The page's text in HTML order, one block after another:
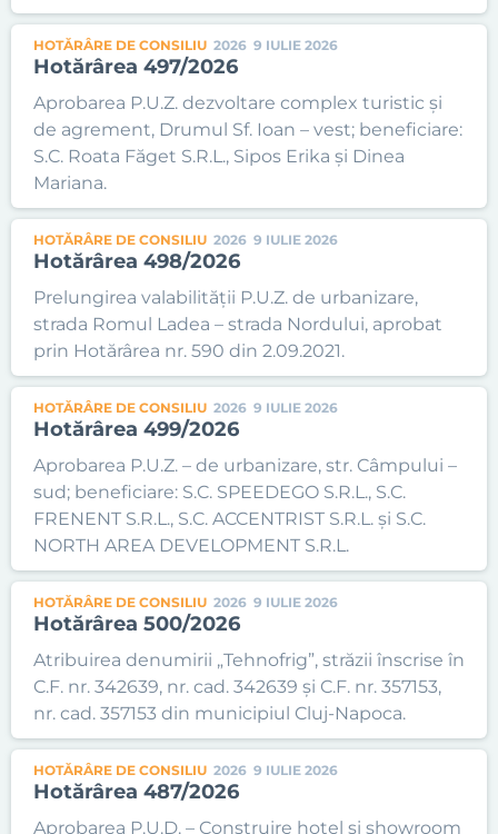
HOTĂRÂRE DE CONSILIU 2026 9 IULIE 2026
Hotărârea 497/2026
Aprobarea P.U.Z. dezvoltare complex turistic și
de agrement, Drumul Sf. Ioan – vest; beneficiare:
S.C. Roata Făget S.R.L., Sipos Erika și Dinea
Mariana.
HOTĂRÂRE DE CONSILIU 2026 9 IULIE 2026
Hotărârea 498/2026
Prelungirea valabilității P.U.Z. de urbanizare,
strada Romul Ladea – strada Nordului, aprobat
prin Hotărârea nr. 590 din 2.09.2021.
HOTĂRÂRE DE CONSILIU 2026 9 IULIE 2026
Hotărârea 499/2026
Aprobarea P.U.Z. – de urbanizare, str. Câmpului –
sud; beneficiare: S.C. SPEEDEGO S.R.L., S.C.
FRENENT S.R.L., S.C. ACCENTRIST S.R.L. și S.C.
NORTH AREA DEVELOPMENT S.R.L.
HOTĂRÂRE DE CONSILIU 2026 9 IULIE 2026
Hotărârea 500/2026
Atribuirea denumirii „Tehnofrig”, străzii înscrise în
C.F. nr. 342639, nr. cad. 342639 și C.F. nr. 357153,
nr. cad. 357153 din municipiul Cluj-Napoca.
HOTĂRÂRE DE CONSILIU 2026 9 IULIE 2026
Hotărârea 487/2026
Aprobarea P.U.D. – Construire hotel și showroom